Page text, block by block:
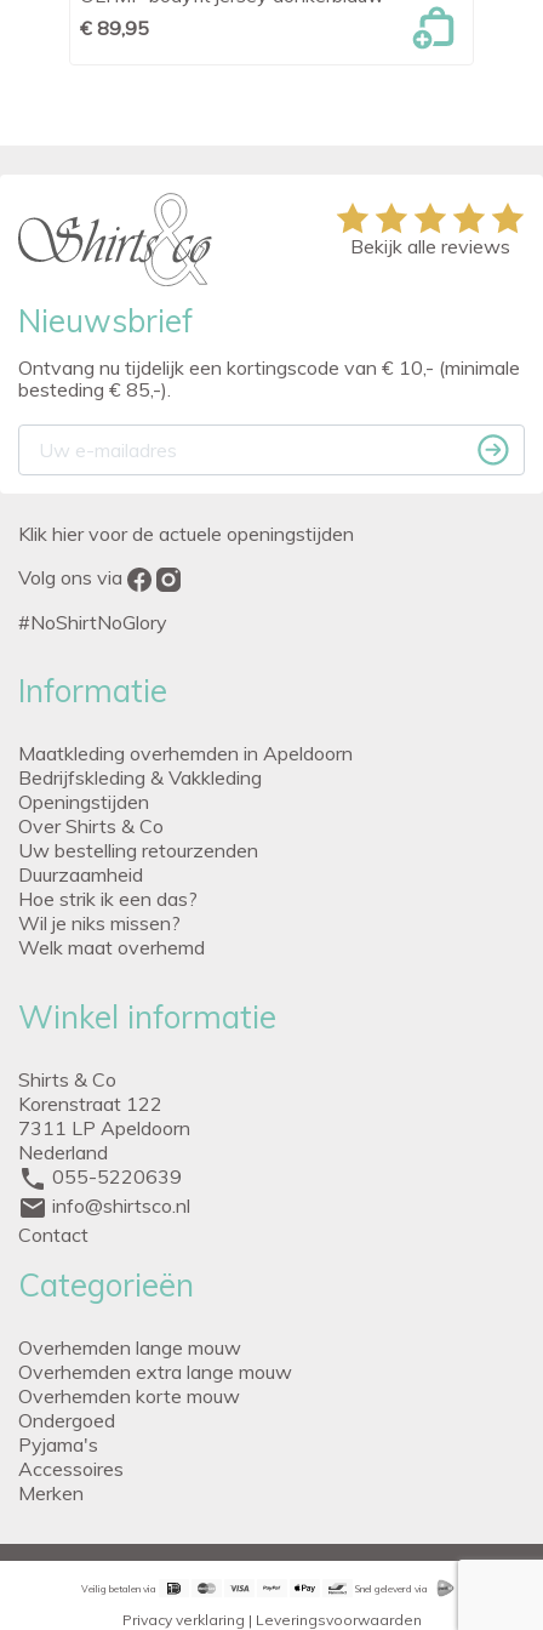
€ 89,95
Nieuwsbrief
Ontvang nu tijdelijk een kortingscode van € 10,- (minimale
besteding € 85,-).
Bekijk alle reviews
Klik hier voor de actuele openingstijden
Volg ons via
#NoShirtNoGlory
Informatie
Maatkleding overhemden in Apeldoorn
Bedrijfskleding & Vakkleding
Openingstijden
Over Shirts & Co
Uw bestelling retourzenden
Duurzaamheid
Hoe strik ik een das?
Wil je niks missen?
Welk maat overhemd
Winkel informatie
Shirts & Co
Korenstraat 122
7311 LP Apeldoorn
Nederland
phone 055-5220639
mail info@shirtsco.nl
Contact
Categorieën
Overhemden lange mouw
Overhemden extra lange mouw
Overhemden korte mouw
Ondergoed
Pyjama's
Accessoires
Merken
Veilig betalen via Snel geleverd via
Privacy verklaring | Leveringsvoorwaarden